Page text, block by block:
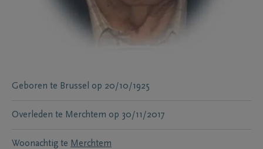
Geboren te Brussel op 20/10/1925
Overleden te Merchtem op 30/11/2017
Woonachtig te Merchtem